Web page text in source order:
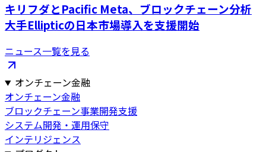
キリフダとPacific Meta、ブロックチェーン分析
大手Ellipticの日本市場導入を支援開始
ニュース一覧を見る
オンチェーン金融
オンチェーン金融
ブロックチェーン事業開発支援
システム開発・運用保守
インテリジェンス